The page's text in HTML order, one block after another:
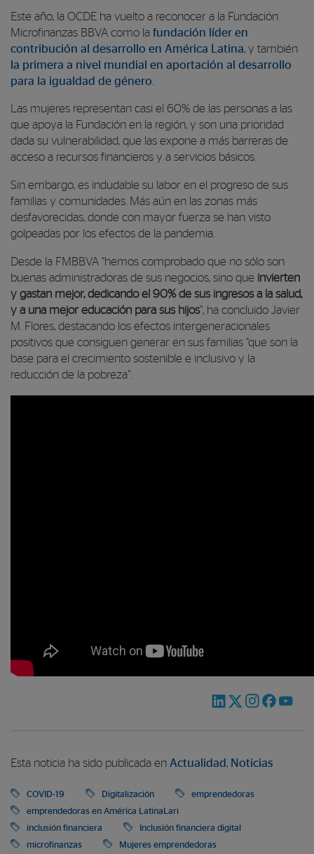
Este año, la OCDE ha vuelto a reconocer a la Fundación
Microfinanzas BBVA como la fundación líder en
contribución al desarrollo en América Latina, y también
la primera a nivel mundial en aportación al desarrollo
para la igualdad de género
Las mujeres representan casi el 60% de las personas a las
que apoya la Fundación en la región, y son una prioridad
dada su vulnerabilidad, que las expone a más barreras de
acceso a recursos financieros y a servicios básicos.
Sin embargo, es indudable su labor en el progreso de sus
familias y comunidades. Más aún en las zonas más
desfavorecidas, donde con mayor fuerza se han visto
golpeadas por los efectos de la pandemia.
Desde la FMBBVA “hemos comprobado que no sólo son
buenas administradoras de sus negocios, sino que invierten
y gastan mejor, dedicando el 90% de sus ingresos a la salud,
y a una mejor educación para sus hijos”, ha concluido Javier
M. Flores, destacando los efectos intergeneracionales
positivos que consiguen generar en sus familias “que son la
base para el crecimiento sostenible e inclusivo y la
reducción de la pobreza”.
Esta noticia ha sido publicada en Actualidad, Noticias
COVID-19 Digitalización
emprendedoras
emprendedoras en América LatinaLari
inclusión financiera
Inclusión financiera digital
microfinanzas
Mujeres emprendedoras